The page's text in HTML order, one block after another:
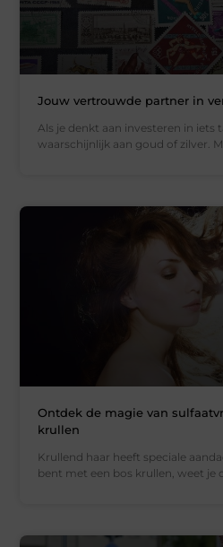
Jouw vertrouwde partner in
Als je denkt aan investeren in iets
waarschijnlijk aan goud of zilver.
Ontdek de magie van
krullen
Krullend haar heeft speciale
bent met een bos krullen, weet je